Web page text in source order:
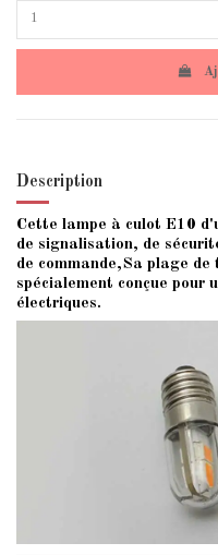
Description
Cette lampe à culot E10
de signalisation, de
de commande,Sa plage
spécialement conçue pour
électriques.